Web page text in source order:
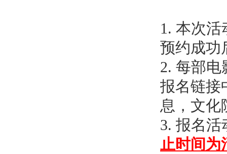
1. 本次
预约成功
2. 每部
报名链接
息，文化
3. 报名活
止时间为